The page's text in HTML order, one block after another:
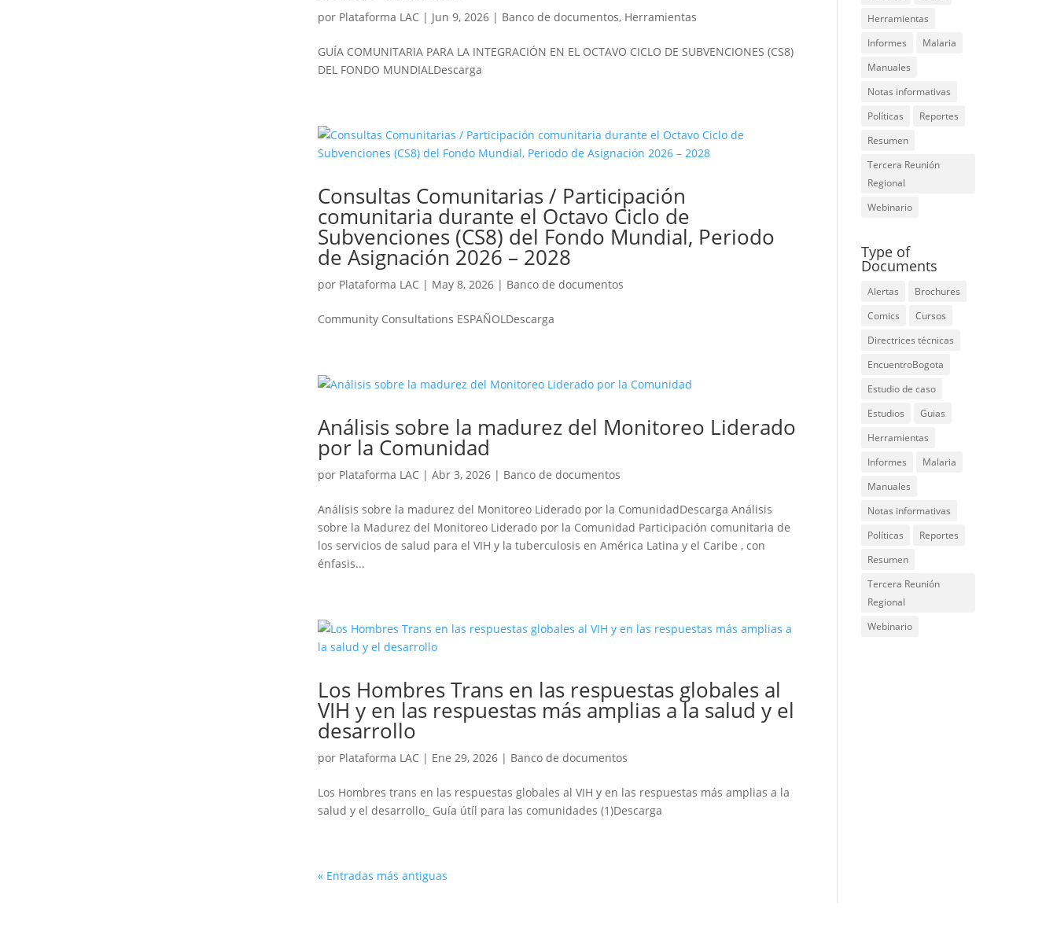
por Plataforma LAC | Jun 9, 2026 | Banco de documentos, Herramientas
GUÍA COMUNITARIA PARA LA INTEGRACIÓN EN EL OCTAVO CICLO DE SUBVENCIONES (CS8)
DEL FONDO MUNDIALDescarga
Consultas Comunitarias / Participación
comunitaria durante el Octavo Ciclo de
Subvenciones (CS8) del Fondo Mundial, Periodo
de Asignación 2026 – 2028
por Plataforma LAC | May 8, 2026 | Banco de documentos
Community Consultations ESPAÑOLDescarga
Análisis sobre la madurez del Monitoreo Liderado
por la Comunidad
por Plataforma LAC |Abr 3, 2026 | Banco de documentos
Análisis sobre la madurez del Monitoreo Liderado por la ComunidadDescarga Análisis
sobre la Madurez del Monitoreo Liderado por la Comunidad Participación comunitaria de
los servicios de salud para el VIH y la tuberculosis en América Latina y el Caribe , con
énfasis...
Los Hombres Trans en las respuestas globales al
VIH y en las respuestas más amplias a la salud y el
desarrollo
por Plataforma LAC | Ene 29, 2026 | Banco de documentos
Los Hombres trans en las respuestas globales al VIH y en las respuestas más amplias a la
salud y el desarrollo_ Guía útíl para las comunidades (1)Descarga
« Entradas más antiguas
Herramientas
Informes
Malaria
Manuales
Notas informativas
Políticas
Reportes
Resumen
Tercera Reunión
Regional
Webinario
Type of
Documents
Alertas
Brochures
Comics
Cursos
Directrices técnicas
EncuentroBogota
Estudio de caso
Estudios
Guias
Herramientas
Informes
Malaria
Manuales
Notas informativas
Políticas
Reportes
Resumen
Tercera Reunión
Regional
Webinario